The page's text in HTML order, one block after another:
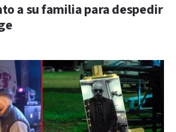
a su familia para despedir